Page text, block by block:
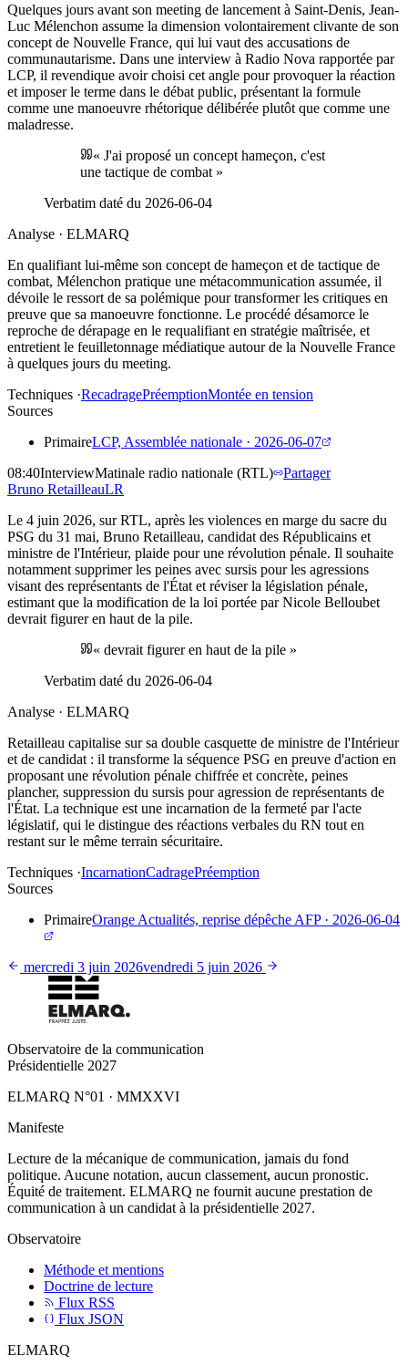
Quelques jours avant son meeting de lancement à Saint-Denis, Jean-
Luc Mélenchon assume la dimension volontairement clivante de son
concept de Nouvelle France, qui lui vaut des accusations de
communautarisme. Dans une interview à Radio Nova rapportée par
LCP, il revendique avoir choisi cet angle pour provoquer la réaction
et imposer le terme dans le débat public, présentant la formule
comme une manoeuvre rhétorique délibérée plutôt que comme une
maladresse.
« J'ai proposé un concept hameçon, c'est
une tactique de combat »
Verbatim daté du 2026-06-04
Analyse · ELMARQ
En qualifiant lui-même son concept de hameçon et de tactique de
combat, Mélenchon pratique une métacommunication assumée, il
dévoile le ressort de sa polémique pour transformer les critiques en
preuve que sa manoeuvre fonctionne. Le procédé désamorce le
reproche de dérapage en le requalifiant en stratégie maîtrisée, et
entretient le feuilletonnage médiatique autour de la Nouvelle France
à quelques jours du meeting.
Techniques ·RecadragePréemptionMontée en tension
Sources
PrimaireLCP, Assemblée nationale · 2026-06-07
08:40InterviewMatinale radio nationale (RTL)
Partager
Bruno RetailleauLR
Le 4 juin 2026, sur RTL, après les violences en marge du sacre du
PSG du 31 mai, Bruno Retailleau, candidat des Républicains et
ministre de l'Intérieur, plaide pour une révolution pénale. Il souhaite
notamment supprimer les peines avec sursis pour les agressions
visant des représentants de l'État et réviser la législation pénale,
estimant que la modification de la loi portée par Nicole Belloubet
devrait figurer en haut de la pile.
« devrait figurer en haut de la pile »
Verbatim daté du 2026-06-04
Analyse · ELMARQ
Retailleau capitalise sur sa double casquette de ministre de l'Intérieur
et de candidat : il transforme la séquence PSG en preuve d'action en
proposant une révolution pénale chiffrée et concrète, peines
plancher, suppression du sursis pour agression de représentants de
l'État. La technique est une incarnation de la fermeté par l'acte
législatif, qui le distingue des réactions verbales du RN tout en
restant sur le même terrain sécuritaire.
Techniques ·IncarnationCadragePréemption
Sources
PrimaireOrange Actualités, reprise dépêche AFP· 2026-06-04
mercredi 3 juin 2026vendredi 5 juin 2026
Observatoire de la communication
Présidentielle 2027
ELMARQ N°01 · MMXXVI
Manifeste
Lecture de la mécanique de communication, jamais du fond
politique. Aucune notation, aucun classement, aucun pronostic.
Équité de traitement. ELMARQ ne fournit aucune prestation de
communication à un candidat à la présidentielle 2027.
Observatoire
Méthode et mentions
Doctrine de lecture
Flux RSS
Flux JSON
ELMARQ